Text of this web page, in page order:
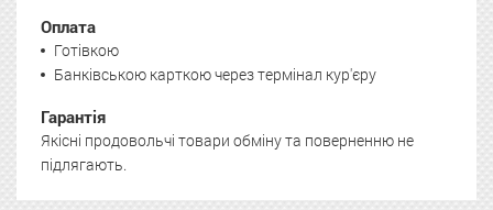
Оплата
Готівкою
Банківською карткою через термінал кур'єру
Гарантія
Якісні продовольчі товари обміну та поверненню не
підлягають.